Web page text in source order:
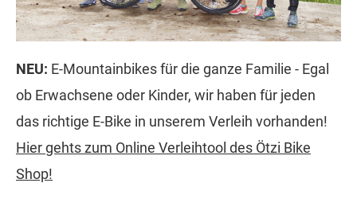
NEU: E-Mountainbikes für die ganze Familie - Egal
ob Erwachsene oder Kinder, wir haben für jeden
das richtige E-Bike in unserem Verleih vorhanden!
Hier gehts zum Online Verleihtool des Ötzi Bike
Shop!